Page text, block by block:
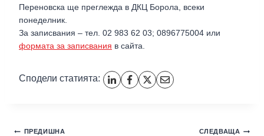
Переновска ще преглежда в ДКЦ Борола, всеки
понеделник.
За записвания – тел. 02 983 62 03; 0896775004 или
формата за записвания в сайта.
Сподели статията:
ПРЕДИШНА СЛЕДВАЩА